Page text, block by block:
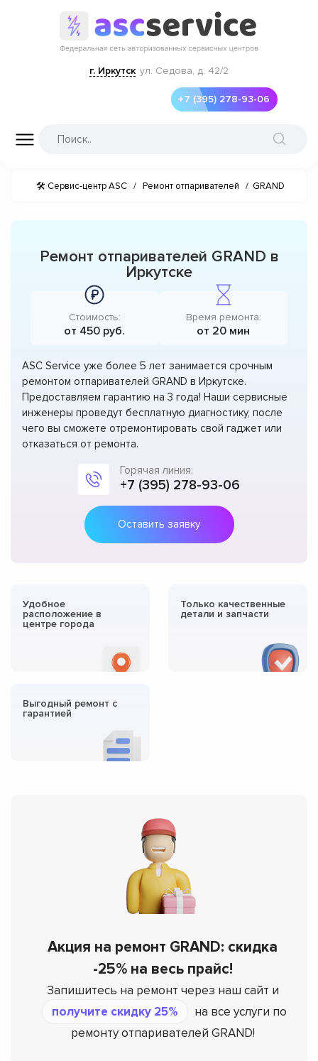
г. Иркутск ул. Седова, д. 42/2
+7 (395) 278-93-06
🛠 Сервис-центр ASC / Ремонт отпаривателей / GRAND
Ремонт отпаривателей GRAND в
Иркутске
Стоимость:
от 450 руб.
Время ремонта:
от 20 мин
ASC Service уже более 5 лет занимается срочным
ремонтом отпаривателей GRAND в Иркутске.
Предоставляем гарантию на 3 года! Наши сервисные
инженеры проведут бесплатную диагностику, после
чего вы сможете отремонтировать свой гаджет или
отказаться от ремонта.
Горячая линия:
+7 (395) 278-93-06
Оставить заявку
Удобное
расположение в
центре города
Только качественные
детали и запчасти
Выгодный ремонт с
гарантией
Акция на ремонт GRAND: скидка
-25% на весь прайс!
Запишитесь на ремонт через наш сайт и
получите скидку 25%
на все услуги по
ремонту отпаривателей GRAND!